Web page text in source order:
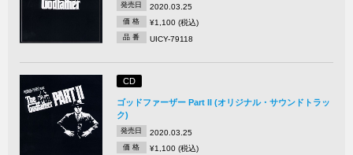
発売日 2020.03.25
価 格 ¥1,100 (税込)
品 番 UICY-79118
CD
ゴッドファーザー Part II (オリジナル・サウンドトラッ
ク)
発売日 2020.03.25
価 格 ¥1,100 (税込)